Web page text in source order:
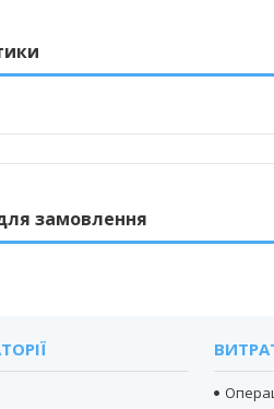
замовлення